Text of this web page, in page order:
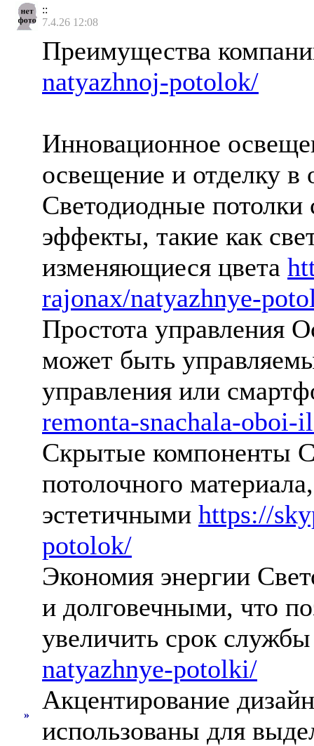
::
7.4.26 12:08
»
Преимущества
natyazhnoj-potolok/
Инновационное
освещение и отделку
Светодиодные потолки
эффекты, такие как
изменяющиеся цвета
rajonax/natyazhnye-
Простота управления
может быть
управления или
remonta-snachala-
Скрытые компоненты
потолочного
эстетичными https://
potolok/
Экономия энергии
и долговечными, что
увеличить срок
natyazhnye-potolki/
Акцентирование
использованы для